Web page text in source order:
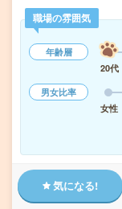
職場の雰囲気
年齢層
20代
男女比率
女性
気になる!